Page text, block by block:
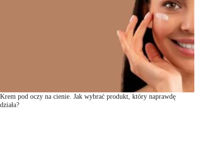
Krem pod oczy na cienie. Jak wybrać produkt, który naprawdę
działa?